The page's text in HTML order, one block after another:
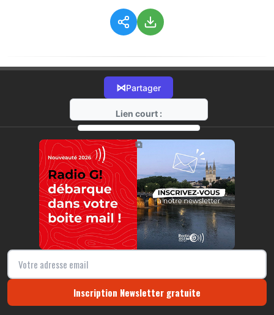
⋈Partager
Lien court :
https://radio-g.fr?20684
⧉
Inscription Newsletter gratuite